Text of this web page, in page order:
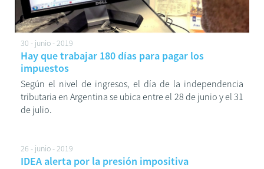
30 - junio - 2019
Hay que trabajar 180 días para pagar los
impuestos
Según el nivel de ingresos, el día de la independencia
tributaria en Argentina se ubica entre el 28 de junio y el 31
de julio.
26 - junio - 2019
IDEA alerta por la presión impositiva